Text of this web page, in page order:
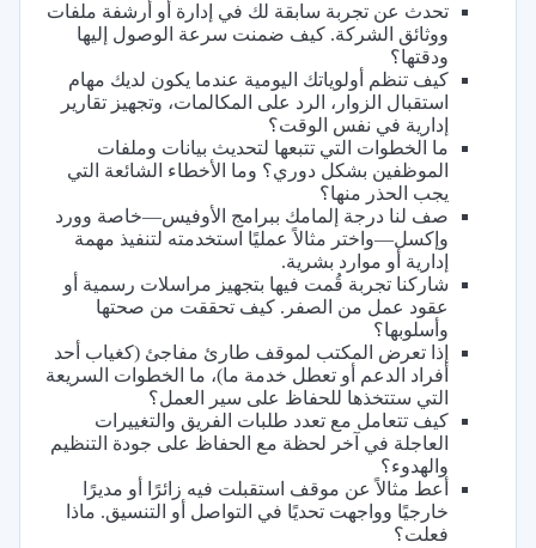
تحدث عن تجربة سابقة لك في إدارة أو أرشفة ملفات
ووثائق الشركة. كيف ضمنت سرعة الوصول إليها
ودقتها؟
كيف تنظم أولوياتك اليومية عندما يكون لديك مهام
استقبال الزوار، الرد على المكالمات، وتجهيز تقارير
إدارية في نفس الوقت؟
ما الخطوات التي تتبعها لتحديث بيانات وملفات
الموظفين بشكل دوري؟ وما الأخطاء الشائعة التي
يجب الحذر منها؟
صف لنا درجة إلمامك ببرامج الأوفيس—خاصة وورد
وإكسل—واختر مثالاً عمليًا استخدمته لتنفيذ مهمة
إدارية أو موارد بشرية.
شاركنا تجربة قُمت فيها بتجهيز مراسلات رسمية أو
عقود عمل من الصفر. كيف تحققت من صحتها
وأسلوبها؟
إذا تعرض المكتب لموقف طارئ مفاجئ (كغياب أحد
أفراد الدعم أو تعطل خدمة ما)، ما الخطوات السريعة
التي ستتخذها للحفاظ على سير العمل؟
كيف تتعامل مع تعدد طلبات الفريق والتغييرات
العاجلة في آخر لحظة مع الحفاظ على جودة التنظيم
والهدوء؟
أعط مثالاً عن موقف استقبلت فيه زائرًا أو مديرًا
خارجيًا وواجهت تحديًا في التواصل أو التنسيق. ماذا
فعلت؟